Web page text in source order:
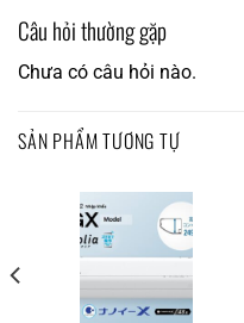
Câu hỏi thường gặp
Chưa có câu hỏi nào.
SẢN PHẨM TƯƠNG TỰ